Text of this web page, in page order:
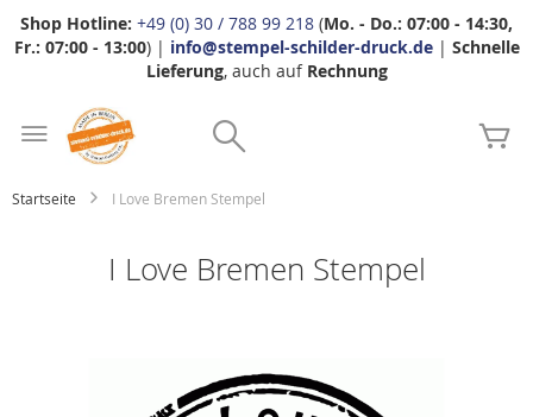
Shop Hotline: +49 (0) 30 / 788 99 218 (Mo. - Do.: 07:00 - 14:30,
Fr.: 07:00 - 13:00) | info@stempel-schilder-druck.de| Schnelle
Lieferung, auch auf Rechnung
Startseite I Love Bremen Stempel
I Love Bremen Stempel